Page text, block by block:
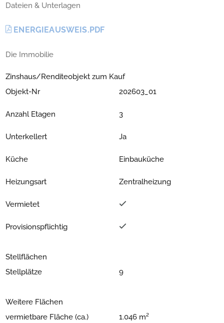
Dateien & Unterlagen
ENERGIEAUSWEIS.PDF
Die Immobilie
Zinshaus/Renditeobjekt zum Kauf
Objekt-Nr
202603_01
Anzahl Etagen 3
Unterkellert Ja
Küche Einbauküche
Heizungsart Zentralheizung
Vermietet
Provisionspflichtig
Stellflächen
Stellplätze
9
Weitere Flächen
vermietbare Fläche (ca.)
1.046 m²